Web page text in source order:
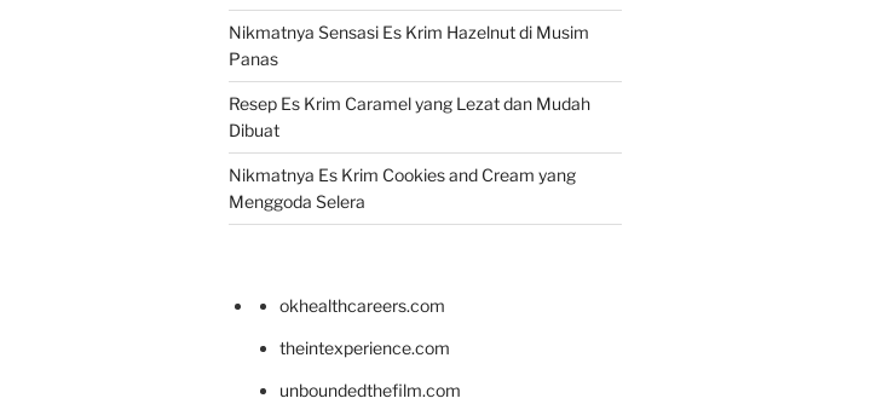
Nikmatnya Sensasi Es Krim Hazelnut di Musim
Panas
Resep Es Krim Caramel yang Lezat dan Mudah
Dibuat
Nikmatnya Es Krim Cookies and Cream yang
Menggoda Selera
okhealthcareers.com
theintexperience.com
unboundedthefilm.com